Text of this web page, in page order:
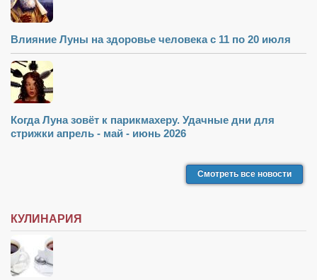
Влияние Луны на здоровье человека с 11 по 20 июля
Когда Луна зовёт к парикмахеру. Удачные дни для
стрижки апрель - май - июнь 2026
Смотреть все новости
КУЛИНАРИЯ